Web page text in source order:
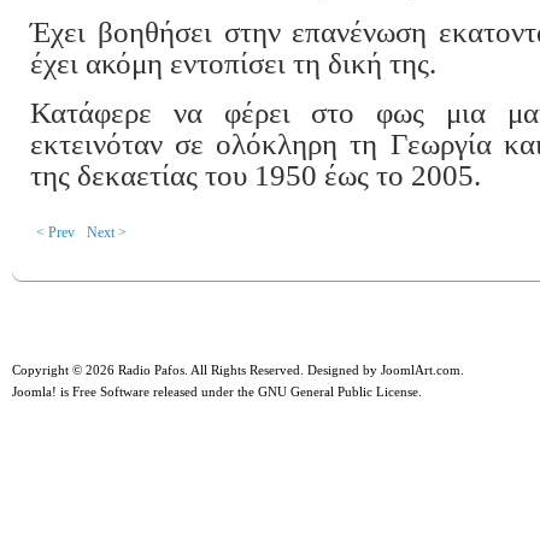
Έχει βοηθήσει στην επανένωση
έχει ακόμη εντοπίσει τη δική της.
Κατάφερε να φέρει στο φως μια
εκτεινόταν σε ολόκληρη τη Γεωργία
της δεκαετίας του 1950 έως το 2005.
< Prev Next >
Copyright © 2026 Radio Pafos. All Rights Reserved. Designed by JoomlArt.com
Joomla! is Free Software released under the GNU General Public License.